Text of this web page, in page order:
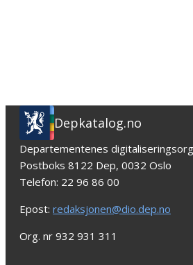
Depkatalog.no
Departementenes
Postboks 8122 Dep, 0032 Oslo
Telefon: 22 96 86 00
Epost: redaksjonen@dio.dep.no
Org. nr 932 931 311